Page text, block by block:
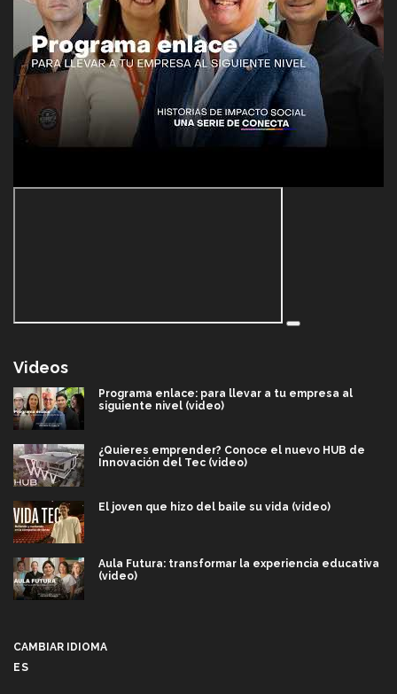
Videos
Programa enlace: para llevar a tu empresa al
siguiente nivel (video)
¿Quieres emprender? Conoce el nuevo HUB de
Innovación del Tec (video)
El joven que hizo del baile su vida (video)
Aula Futura: transformar la experiencia educativa
(video)
CAMBIAR IDIOMA
ES